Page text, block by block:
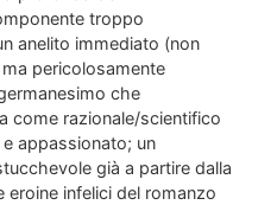
troppo
anelito immediato (non
pericolosamente
che
come razionale/scientifico
appassionato; un
già a partire dalla
eroine infelici del romanzo